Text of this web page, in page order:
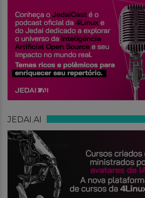
JEDAI.AI